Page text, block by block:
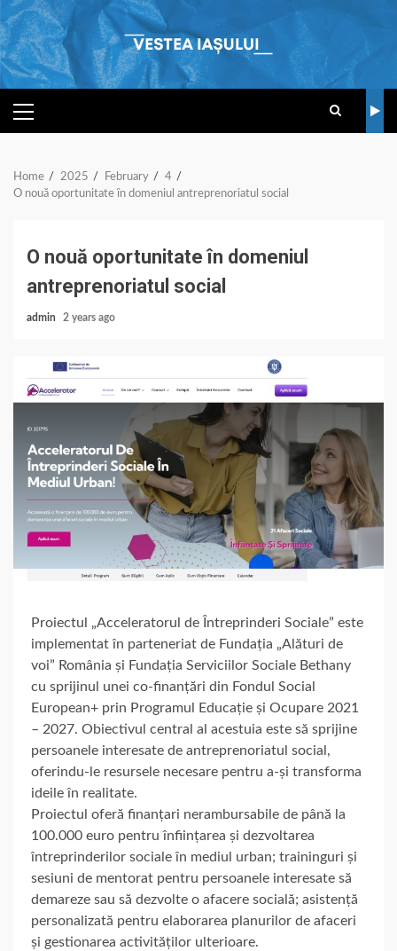
Skip
to
content
PRIMARY
MENU
Home 2025 February
4
O nouă oportunitate în domeniul antreprenoriatul social
O nouă oportunitate în domeniul
antreprenoriatul social
admin 2 years ago
Proiectul „Acceleratorul de Întreprinderi Sociale” este
implementat în parteneriat de Fundația „Alături de
voi” România și Fundația Serviciilor Sociale Bethany
cu sprijinul unei co-finanțări din Fondul Social
European+ prin Programul Educație și Ocupare 2021
– 2027. Obiectivul central al acestuia este să sprijine
persoanele interesate de antreprenoriatul social,
oferindu-le resursele necesare pentru a-și transforma
ideile în realitate.
Proiectul oferă finanțari nerambursabile de până la
100.000 euro pentru înființarea și dezvoltarea
întreprinderilor sociale în mediul urban; traininguri și
sesiuni de mentorat pentru persoanele interesate să
demareze sau să dezvolte o afacere socială; asistență
personalizată pentru elaborarea planurilor de afaceri
și gestionarea activităților ulterioare.